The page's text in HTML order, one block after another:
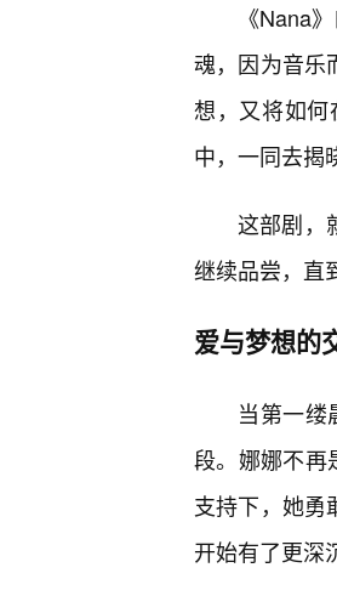
《Nana
魂，因为音乐
想，又将如
中，一同去揭
这部剧，
继续品尝，直
爱与梦想的
当第一缕
段。娜娜不再
支持下，她勇
开始有了更深